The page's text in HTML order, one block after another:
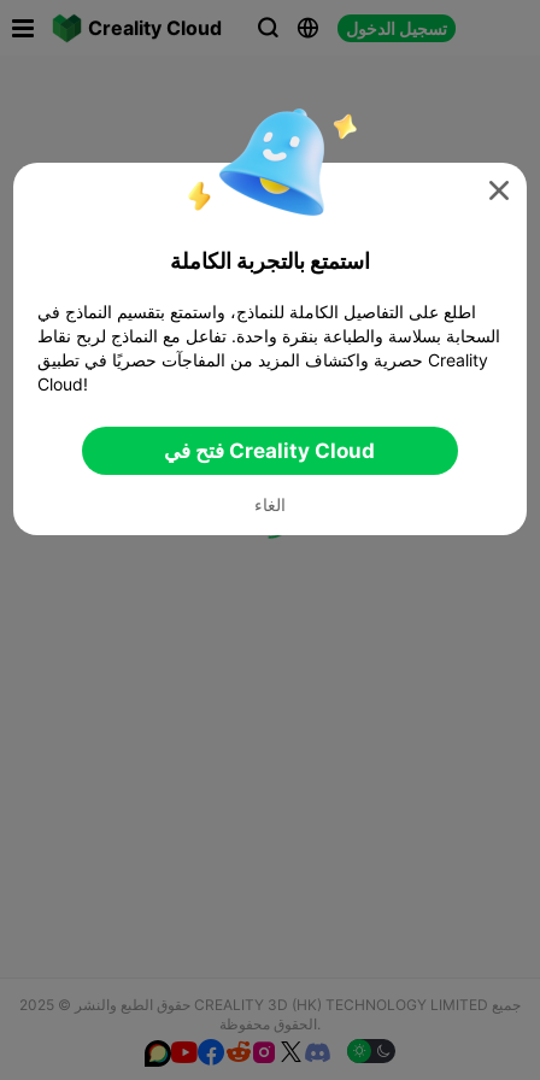
Creality Cloud   تسجيل الدخول
حقوق الطبع والنشر © 2025 CREALITY 3D (HK) TECHNOLOGY LIMITED جميع
الحقوق محفوظة.
  

استمتع بالتجربة الكاملة
اطلع على التفاصيل الكاملة للنماذج، واستمتع بتقسيم النماذج في
السحابة بسلاسة والطباعة بنقرة واحدة. تفاعل مع النماذج لربح نقاط
حصرية واكتشاف المزيد من المفاجآت حصريًا في تطبيق Creality
Cloud!
فتح في Creality Cloud
الغاء